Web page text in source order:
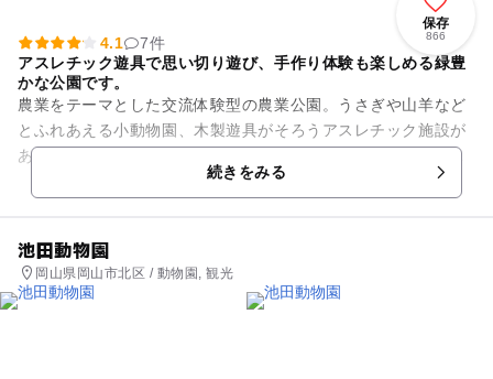
保存
866
4.1
7件
アスレチック遊具で思い切り遊び、手作り体験も楽しめる緑豊
かな公園です。
農業をテーマとした交流体験型の農業公園。うさぎや山羊など
とふれあえる小動物園、木製遊具がそろうアスレチック施設が
あるほか、アイスクリーム･シャーベット作りの体験(予約優先
ですが空きがあれば当日参...続きをみる
池田動物園
岡山県岡山市北区 / 動物園, 観光